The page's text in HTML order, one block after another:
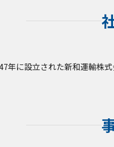
年に設立された新和運輸株